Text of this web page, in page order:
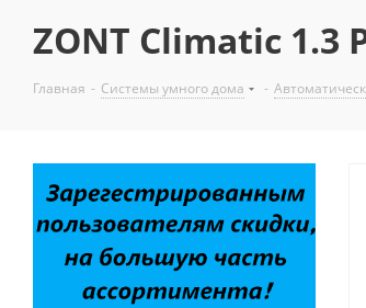
ZONT Climatic 1.3
Главная - Системы умного дома -